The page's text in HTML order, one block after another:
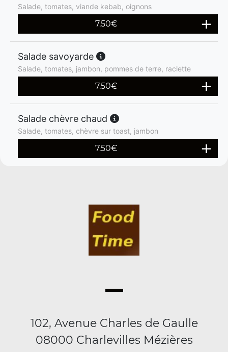
Salade, tomates, viande kebab, oignons
7.50€
Salade savoyarde
Salade, tomates, jambon, pommes de terre, raclette
7.50€
Salade chèvre chaud
Salade, tomates, chèvre sur toast, jambon
7.50€
102, Avenue Charles de Gaulle
08000 Charlevilles Mézières